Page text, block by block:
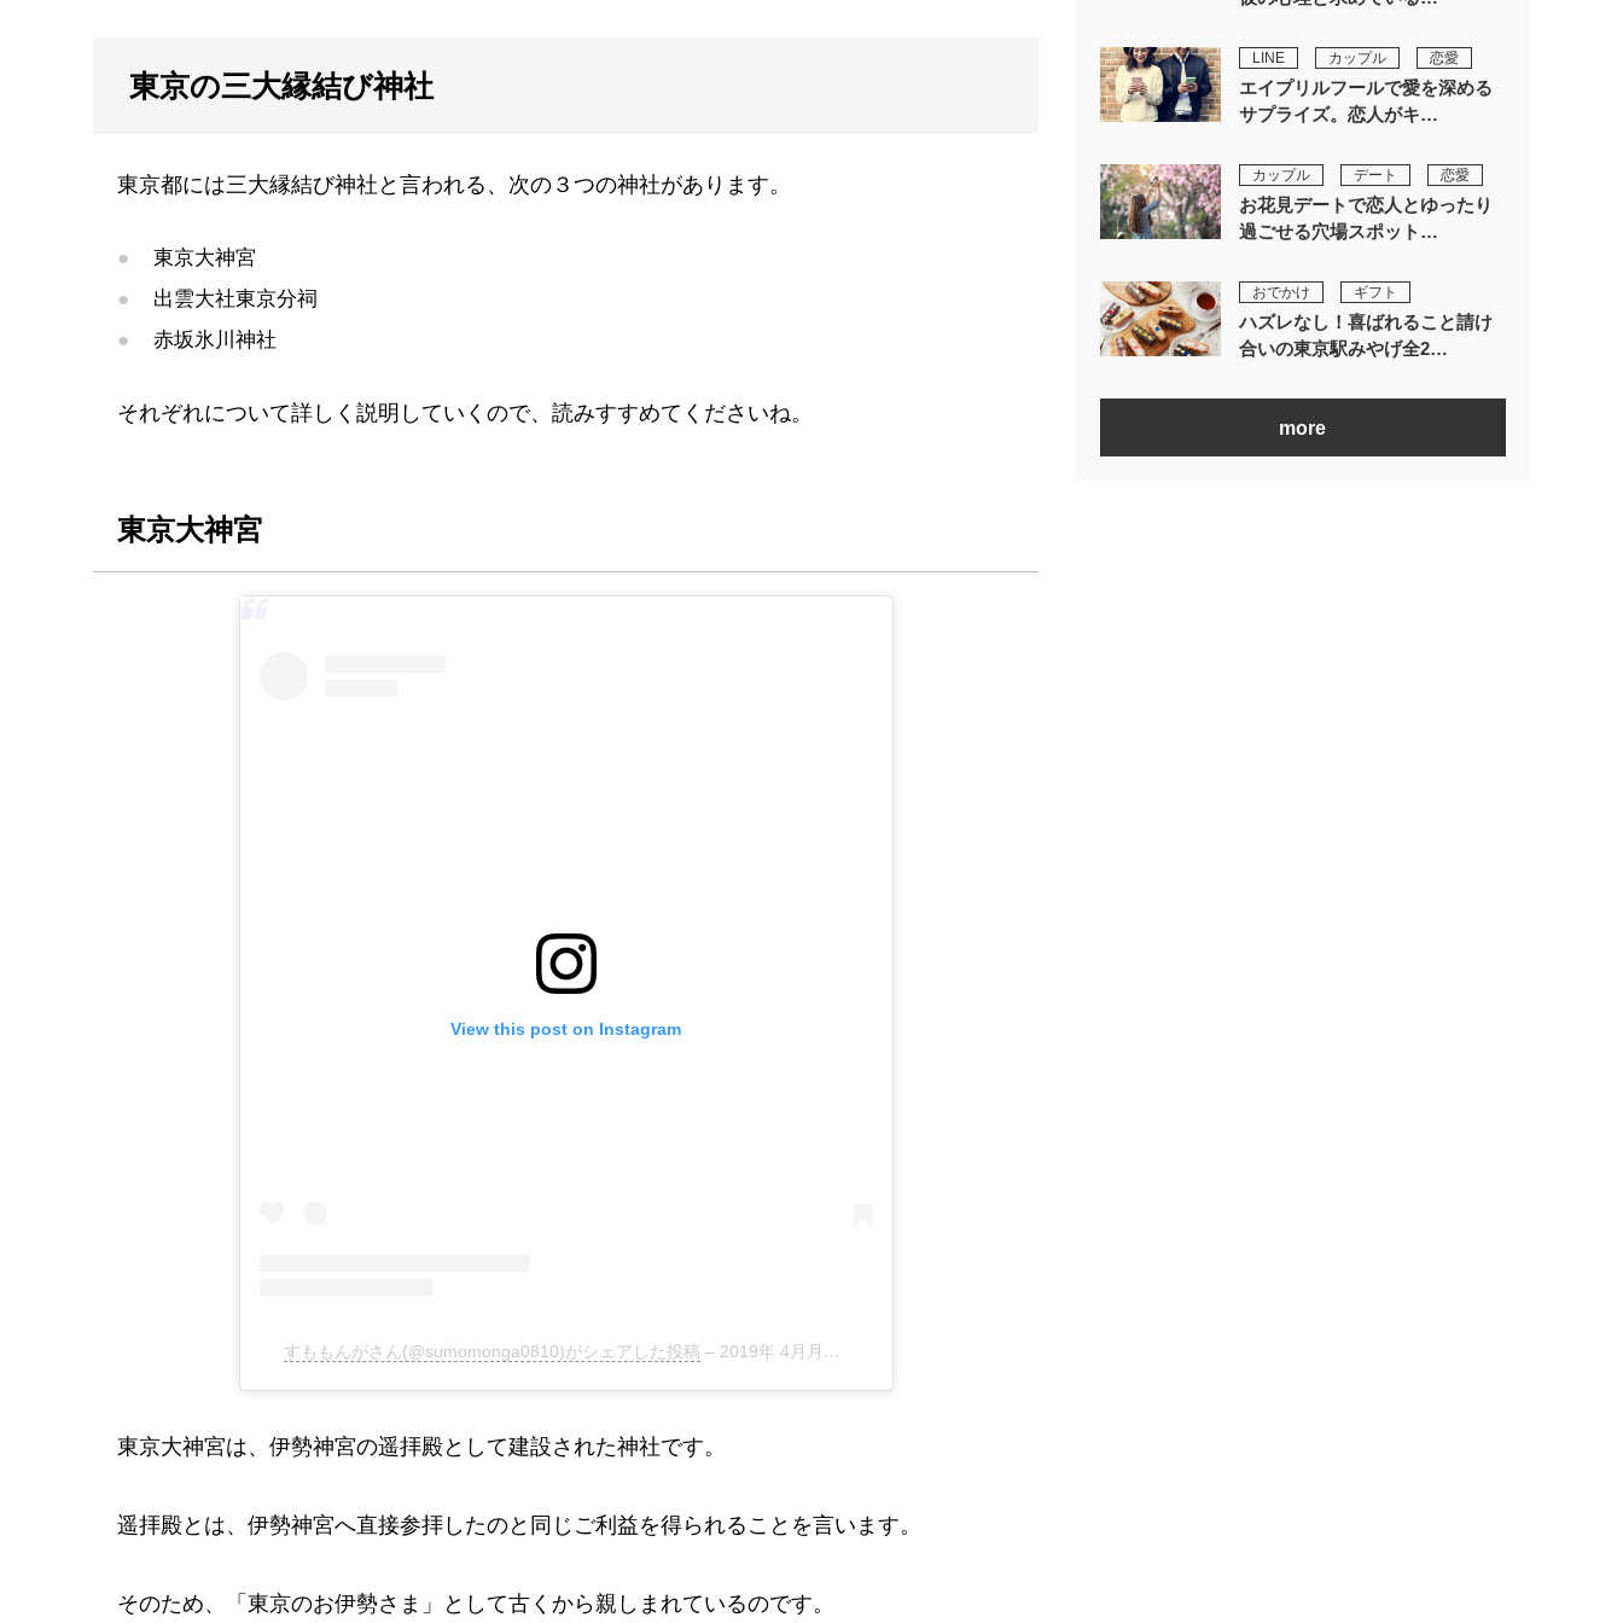
東京の三大縁結び神社
東京都には三大縁結び神社と言われる、次の３つの神社があります。
東京大神宮
出雲大社東京分祠
赤坂氷川神社
それぞれについて詳しく説明していくので、読みすすめてくださいね。
東京大神宮
View this post on Instagram
すももんがさん(@sumomonga0810)がシェアした投稿 – 2019年 4月月8日午後10時13分PDT
東京大神宮は、伊勢神宮の遥拝殿として建設された神社です。
遥拝殿とは、伊勢神宮へ直接参拝したのと同じご利益を得られることを言います。
そのため、「東京のお伊勢さま」として古くから親しまれているのです。
LINE カップル 恋愛
エイプリルフールで愛を深める
サプライズ。恋人がキ…
カップル デート 恋愛
お花見デートで恋人とゆったり
過ごせる穴場スポット…
おでかけ ギフト
ハズレなし！喜ばれること請け
合いの東京駅みやげ全2…
more